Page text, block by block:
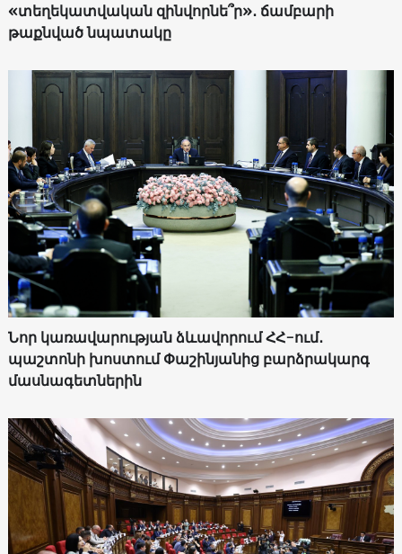
«տեղեկատվական զինվորնե՞ր»․ ճամբարի
թաքնված նպատակը
Նոր կառավարության ձևավորում ՀՀ-ում․
պաշտոնի խոստում Փաշինյանից բարձրակարգ
մասնագետներին